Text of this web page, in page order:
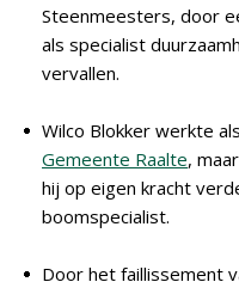
Steenmeesters, door
als specialist
vervallen.
Wilco Blokker werkte
Gemeente Raalte,
hij op eigen kracht
boomspecialist.
Door het faillissement